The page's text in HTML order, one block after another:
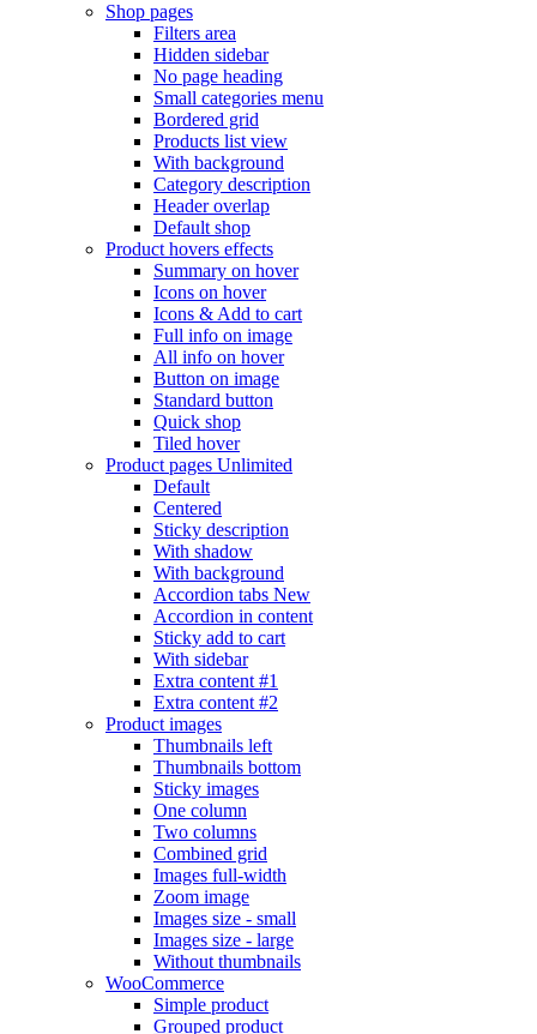
Shop pages
Filters area
Hidden sidebar
No page heading
Small categories menu
Bordered grid
Products list view
With background
Category description
Header overlap
Default shop
Product hovers effects
Summary on hover
Icons on hover
Icons & Add to cart
Full info on image
All info on hover
Button on image
Standard button
Quick shop
Tiled hover
Product pages Unlimited
Default
Centered
Sticky description
With shadow
With background
Accordion tabs New
Accordion in content
Sticky add to cart
With sidebar
Extra content #1
Extra content #2
Product images
Thumbnails left
Thumbnails bottom
Sticky images
One column
Two columns
Combined grid
Images full-width
Zoom image
Images size - small
Images size - large
Without thumbnails
WooCommerce
Simple product
Grouped product